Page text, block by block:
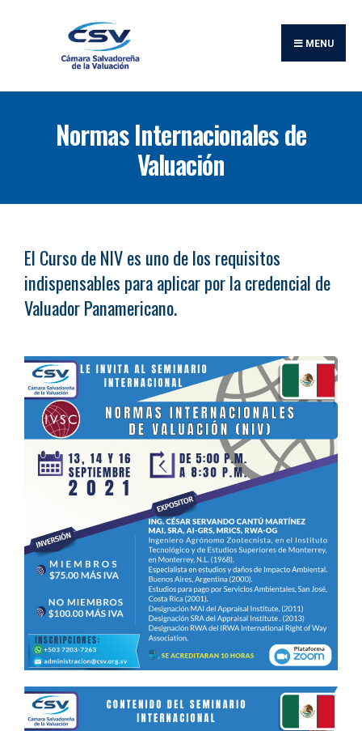
MENU
Normas Internacionales de
Valuación
El Curso de NIV es uno de los requisitos
indispensables para aplicar por la credencial de
Valuador Panamericano.